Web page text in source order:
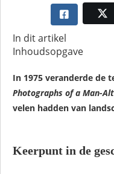
In dit artikel
Inhoudsopgave
In 1975 veranderde de
Photographs of a Man-
velen hadden van
Keerpunt in de